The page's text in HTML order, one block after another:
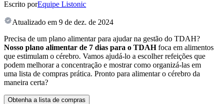
Escrito porEquipe Listonic
Atualizado em 9 de dez. de 2024
Precisa de um plano alimentar para ajudar na gestão do TDAH?
Nosso plano alimentar de 7 dias para o TDAHfoca em alimentos
que estimulam o cérebro. Vamos ajudá-lo a escolher refeições que
podem melhorar a concentração e mostrar como organizá-las em
uma lista de compras prática. Pronto para alimentar o cérebro da
maneira certa?
Obtenha a lista de compras